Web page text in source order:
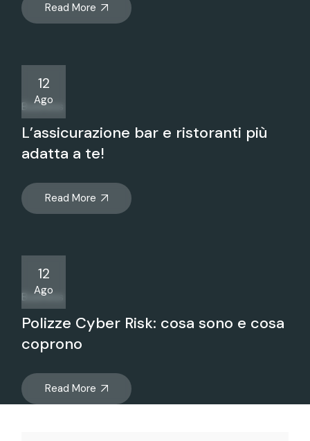
Read More
12
Ago
Business
L’assicurazione bar e ristoranti più
adatta a te!
Read More
12
Ago
Business
Polizze Cyber Risk: cosa sono e cosa
coprono
Read More